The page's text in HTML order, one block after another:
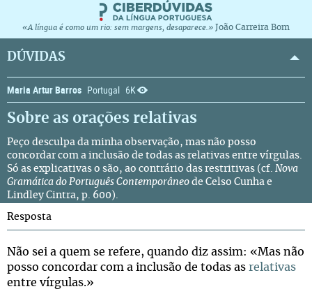
«A língua é como um rio: sem margens, desaparece.» João Carreira Bom
DÚVIDAS
Maria Artur Barros Portugal 6K
Sobre as orações relativas
Peço desculpa da minha observação, mas não posso
concordar com a inclusão de todas as relativas entre vírgulas.
Só as explicativas o são, ao contrário das restritivas (cf. Nova
Gramática do Português Contemporâneo de Celso Cunha e
Lindley Cintra, p. 600).
Resposta
Não sei a quem se refere, quando diz assim: «Mas não
posso concordar com a inclusão de todas as relativas
entre vírgulas.»